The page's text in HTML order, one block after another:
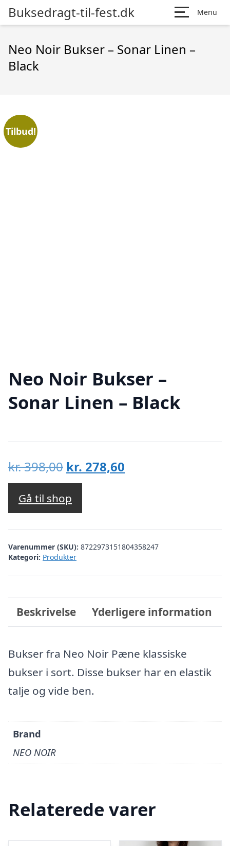
Buksedragt-til-fest.dk Menu
Neo Noir Bukser – Sonar Linen –
Black
Tilbud!
Neo Noir Bukser –
Sonar Linen – Black
kr.398,00 Den
oprindelige
pris
var:
kr. 398,00.
kr. 278,60
kr. 278,60.
Gå til shop
Varenummer (SKU): 8722973151804358247
Kategori: Produkter
Beskrivelse Yderligere information
Bukser fra Neo Noir Pæne klassiske
bukser i sort. Disse bukser har en elastik
talje og vide ben.
Brand
NEO NOIR
Relaterede varer